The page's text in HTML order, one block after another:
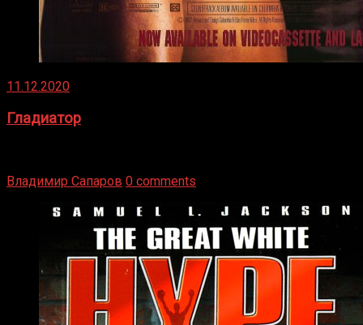
11.12.2020
Гладиатор
Владимир Сапаров 0 comments